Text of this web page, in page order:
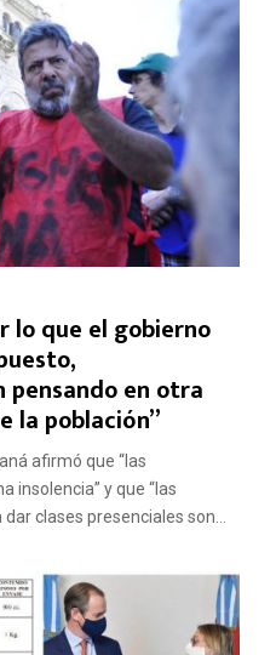
lo que el gobierno
en otra
la población”
afirmó que “las
insolencia” y que “las
clases presenciales son...